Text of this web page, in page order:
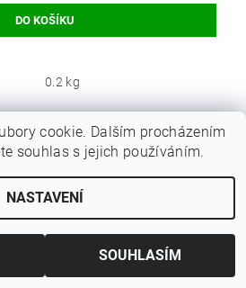
0.2 kg
cookie. Dalším procházením
souhlas s jejich používáním.
NASTAVENÍ
SOUHLASÍM